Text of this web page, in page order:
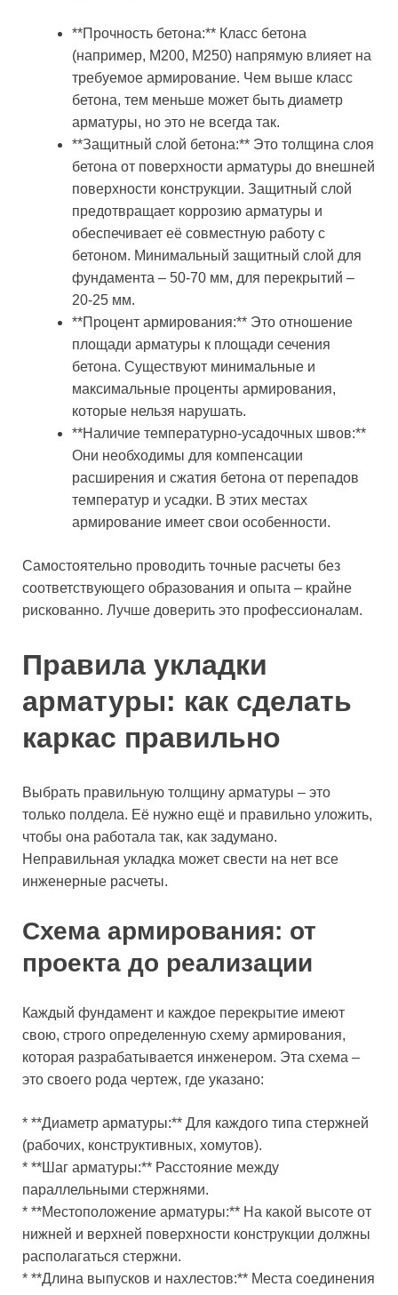
**Прочность бетона:** Класс бетона
(например, М200, М250) напрямую влияет на
требуемое армирование. Чем выше класс
бетона, тем меньше может быть диаметр
арматуры, но это не всегда так.
**Защитный слой бетона:** Это толщина слоя
бетона от поверхности арматуры до внешней
поверхности конструкции. Защитный слой
предотвращает коррозию арматуры и
обеспечивает её совместную работу с
бетоном. Минимальный защитный слой для
фундамента – 50-70 мм, для перекрытий –
20-25 мм.
**Процент армирования:** Это отношение
площади арматуры к площади сечения
бетона. Существуют минимальные и
максимальные проценты армирования,
которые нельзя нарушать.
**Наличие температурно-усадочных швов:**
Они необходимы для компенсации
расширения и сжатия бетона от перепадов
температур и усадки. В этих местах
армирование имеет свои особенности.
Самостоятельно проводить точные расчеты без
соответствующего образования и опыта – крайне
рискованно. Лучше доверить это профессионалам.
Правила укладки
арматуры: как сделать
каркас правильно
Выбрать правильную толщину арматуры – это
только полдела. Её нужно ещё и правильно уложить,
чтобы она работала так, как задумано.
Неправильная укладка может свести на нет все
инженерные расчеты.
Схема армирования: от
проекта до реализации
Каждый фундамент и каждое перекрытие имеют
свою, строго определенную схему армирования,
которая разрабатывается инженером. Эта схема –
это своего рода чертеж, где указано:
* **Диаметр арматуры:** Для каждого типа стержней
(рабочих, конструктивных, хомутов).
* **Шаг арматуры:** Расстояние между
параллельными стержнями.
* **Местоположение арматуры:** На какой высоте от
нижней и верхней поверхности конструкции должны
располагаться стержни.
* **Длина выпусков и нахлестов:** Места соединения